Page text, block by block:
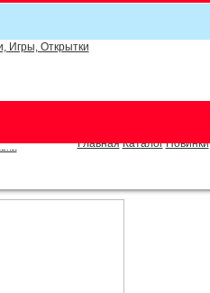
Главная Каталог Новинки